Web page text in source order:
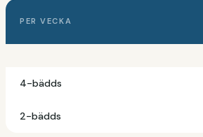
PER VECKA
4-bädds
2-bädds